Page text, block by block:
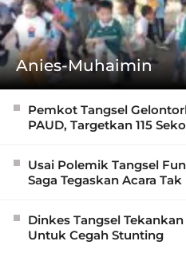
Anies-Muhaimin
Pemkot Tangsel
PAUD, Targetkan 115
Usai Polemik Tangsel
Saga Tegaskan Acara
Dinkes Tangsel
Untuk Cegah Stunting